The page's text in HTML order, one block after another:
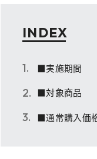
INDEX
■実施期間
■対象商品
■通常購入価